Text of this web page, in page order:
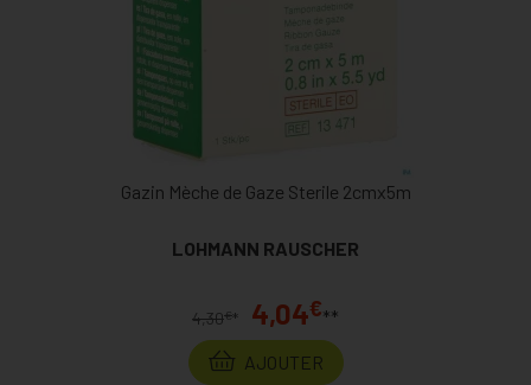
Gazin Mèche de Gaze Sterile 2cmx5m
LOHMANN RAUSCHER
4,30€* 4,04€**
AJOUTER